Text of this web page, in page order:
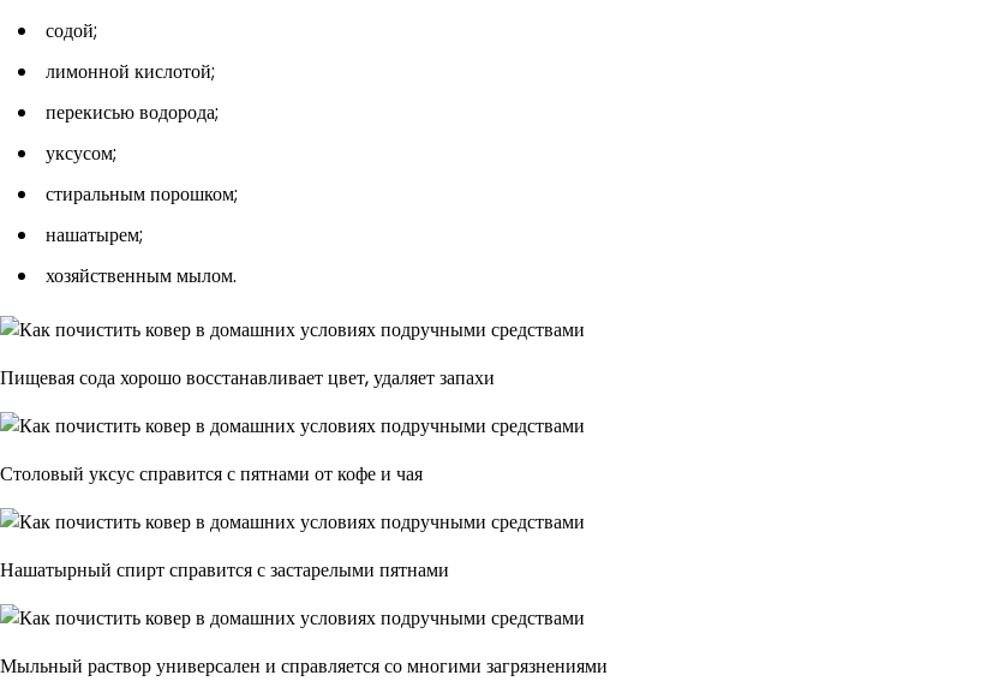
содой;
лимонной кислотой;
перекисью водорода;
уксусом;
стиральным порошком;
нашатырем;
хозяйственным мылом.
Пищевая сода хорошо восстанавливает цвет, удаляет запахи
Столовый уксус справится с пятнами от кофе и чая
Нашатырный спирт справится с застарелыми пятнами
Мыльный раствор универсален и справляется со многими загрязнениями